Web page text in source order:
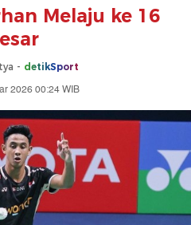
Melaju ke 16
- detikSport
2026 00:24 WIB